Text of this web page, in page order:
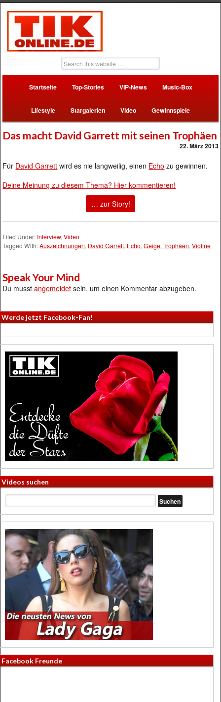
Startseite Top-Stories VIP-News Music-Box
Lifestyle Stargalerien Video Gewinnspiele
Das macht David Garrett mit seinen Trophäen
22. März 2013
Für David Garrett wird es nie langweilig, einen Echo zu gewinnen.
Deine Meinung zu diesem Thema? Hier kommentieren!
… zur Story!
Filed Under: Interview,Video
Tagged With:Auszeichnungen, David Garrett, Echo,Geige,Trophäen,Violine
Speak Your Mind
Du musstangemeldet sein, um einen Kommentar abzugeben.
Werde jetzt Facebook-Fan!
Videos suchen
Facebook Freunde